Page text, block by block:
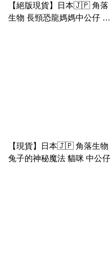
【絕版現貨】日本🇯🇵 角落
生物 長頸恐龍媽媽中公仔 /
【現貨】日本🇯🇵 角落生物
兔子的神秘魔法 貓咪 中公仔